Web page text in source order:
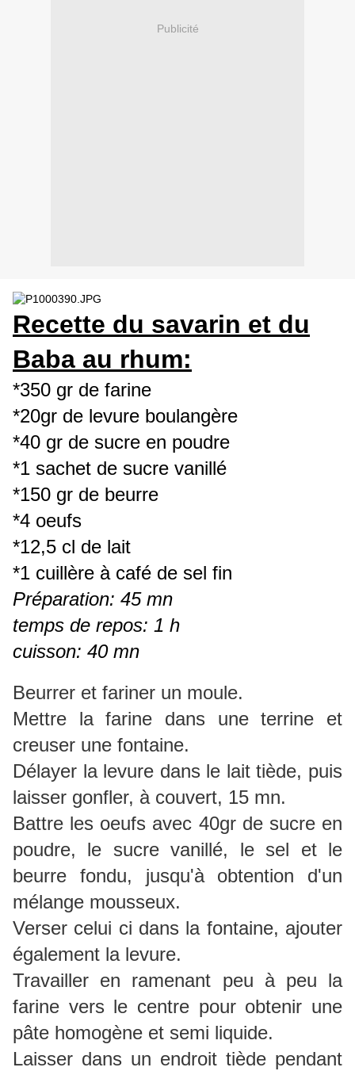
Publicité
Recette du savarin et du
Baba au rhum:
*350 gr de farine
*20gr de levure boulangère
*40 gr de sucre en poudre
*1 sachet de sucre vanillé
*150 gr de beurre
*4 oeufs
*12,5 cl de lait
*1 cuillère à café de sel fin
Préparation: 45 mn
temps de repos: 1 h
cuisson: 40 mn
Beurrer et fariner un moule.
Mettre la farine dans une terrine et
creuser une fontaine.
Délayer la levure dans le lait tiède, puis
laisser gonfler, à couvert, 15 mn.
Battre les oeufs avec 40gr de sucre en
poudre, le sucre vanillé, le sel et le
beurre fondu, jusqu'à obtention d'un
mélange mousseux.
Verser celui ci dans la fontaine, ajouter
également la levure.
Travailler en ramenant peu à peu la
farine vers le centre pour obtenir une
pâte homogène et semi liquide.
Laisser dans un endroit tiède pendant